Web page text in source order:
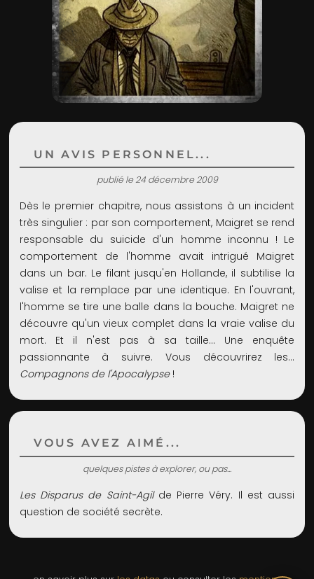
UN AVIS PERSONNEL...
publié le 24 décembre 2009
Dès le premier chapitre, nous assistons à un incident
très singulier : par son comportement, Maigret se rend
responsable du suicide d'un homme inconnu ! Le
comportement de l'homme avait intrigué Maigret
dans un bar. Le filant jusqu'en Hollande, il subtilise la
valise et la remplace par une identique. En l'ouvrant,
l'homme se tire une balle dans la bouche. Maigret ne
découvre qu'un vieux complet dans la vraie valise du
mort. Et il n'est pas à sa taille… Une enquête
passionnante à suivre. Vous découvrirez les…
Compagnons de l'Apocalypse!
VOUS AVEZ AIMÉ...
quelques pistes à explorer, ou pas...
Les Disparus de Saint-Agilde Pierre Véry. Il est aussi
question de société secrète.